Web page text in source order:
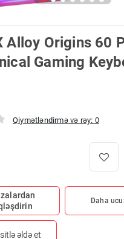
Alloy Origins 60
Gaming
Qiymətləndirmə və rəy: 0
Daha
əldə et